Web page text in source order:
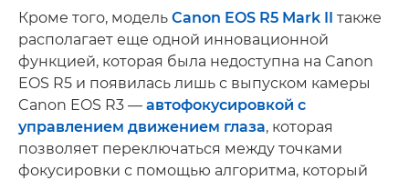
Кроме того, модель Canon EOS R5 Mark II также
располагает еще одной инновационной
функцией, которая была недоступна на Canon
EOS R5 и появилась лишь с выпуском камеры
Canon EOS R3 — автофокусировкой с
управлением движением глаза, которая
позволяет переключаться между точками
фокусировки с помощью алгоритма, который